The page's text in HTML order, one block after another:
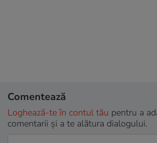
Comentează
Loghează-te în contul tău pentru a
comentarii și a te alătura dialogului.